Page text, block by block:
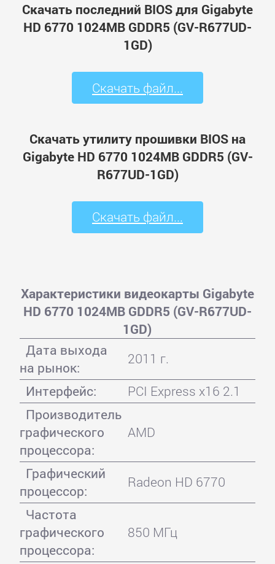
Скачать последний BIOS для Gigabyte
HD 6770 1024MB GDDR5 (GV-R677UD-
1GD)
Скачать файл...
Скачать утилиту прошивки BIOS на
Gigabyte HD 6770 1024MB GDDR5 (GV-
R677UD-1GD)
Скачать файл...
Характеристики видеокарты Gigabyte
HD 6770 1024MB GDDR5 (GV-R677UD-
1GD)
Дата выхода
на рынок:
2011 г.
Интерфейс:
PCI Express x16 2.1
Производитель
графического
процессора:
AMD
Графический
процессор:
Radeon HD 6770
Частота
графического
процессора:
850 МГц